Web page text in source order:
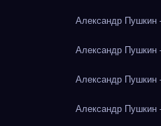
Александр Пушкин
Александр Пушкин
Александр Пушкин
Александр Пушкин